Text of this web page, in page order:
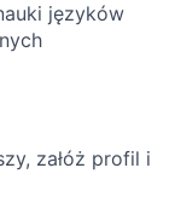
języków
załóż profil i